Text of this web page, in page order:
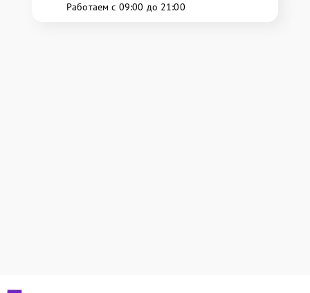
Работаем с 09:00 до 21:00